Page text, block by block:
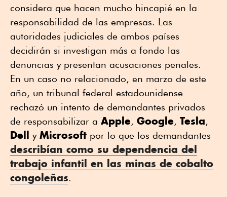
considera que hacen mucho hincapié en la
responsabilidad de las empresas. Las
autoridades judiciales de ambos países
decidirán si investigan más a fondo las
denuncias y presentan acusaciones penales.
En un caso no relacionado, en marzo de este
año, un tribunal federal estadounidense
rechazó un intento de demandantes privados
de responsabilizar a Apple, Google, Tesla,
Dell y Microsoft por lo que los demandantes
describían como su dependencia del
trabajo infantil en las minas de cobalto
congoleñas.